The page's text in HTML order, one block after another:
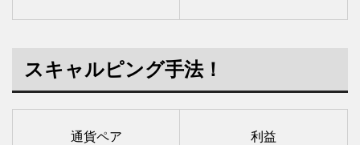
スキャルピング手法！
通貨ペア 利益